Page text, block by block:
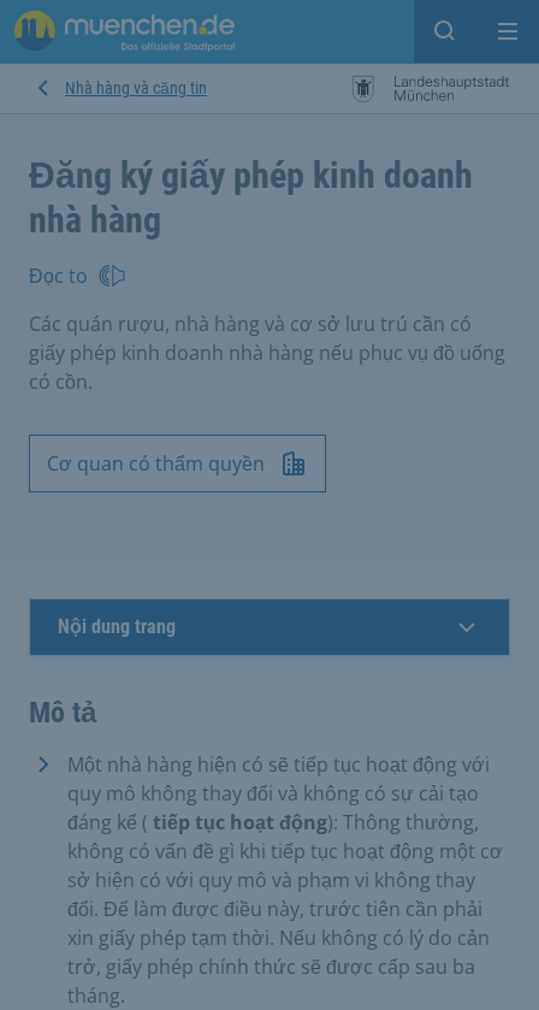
Open
Nhà hàng và căng tin
Đăng ký giấy phép kinh doanh
nhà hàng
Đọc to
Các quán rượu, nhà hàng và cơ sở lưu trú cần có
giấy phép kinh doanh nhà hàng nếu phục vụ đồ uống
có cồn.
Cơ quan có thẩm quyền
Nội dung trang
Mô tả
Một nhà hàng hiện có sẽ tiếp tục hoạt động với
quy mô không thay đổi và không có sự cải tạo
đáng kể ( tiếp tục hoạt động): Thông thường,
không có vấn đề gì khi tiếp tục hoạt động một cơ
sở hiện có với quy mô và phạm vi không thay
đổi. Để làm được điều này, trước tiên cần phải
xin giấy phép tạm thời. Nếu không có lý do cản
trở, giấy phép chính thức sẽ được cấp sau ba
tháng.